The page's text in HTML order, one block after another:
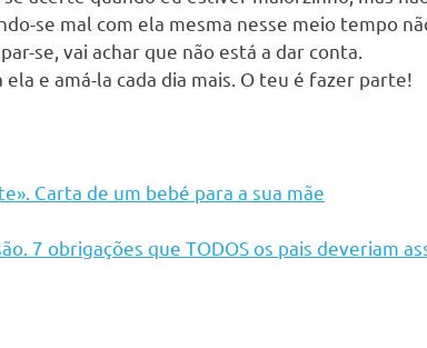
se mal com ela mesma nesse meio tempo
se, vai achar que não está a dar conta.
e amá-la cada dia mais. O teu é fazer parte!
Carta de um bebé para a sua mãe
7 obrigações que TODOS os pais deveriam